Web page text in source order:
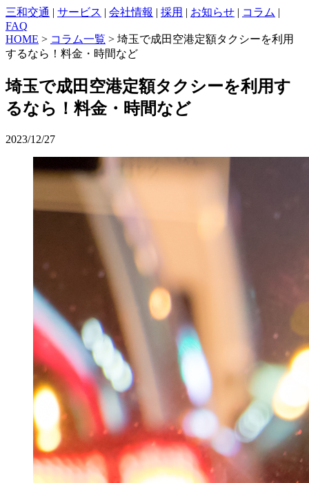
三和交通 | サービス | 会社情報 | 採用 | お知らせ | コラム |
FAQ
HOME > コラム一覧 > 埼玉で成田空港定額タクシーを利用
するなら！料金・時間など
埼玉で成田空港定額タクシーを利用す
るなら！料金・時間など
2023/12/27